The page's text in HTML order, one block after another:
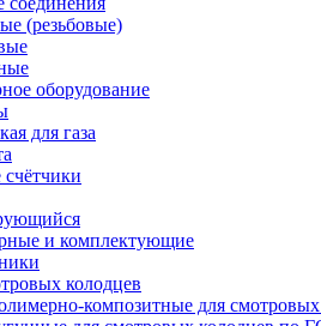
(резьбовые)
оборудование
для газа
счётчики
и комплектующие
колодцев
композитные для смотровых